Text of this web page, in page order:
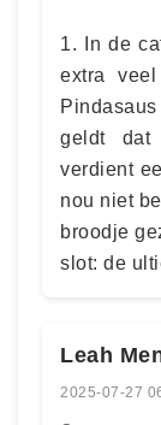
1. In de
extra
geldt dat
verdient
nou niet
broodje
slot: de
Leah
2025-07-27